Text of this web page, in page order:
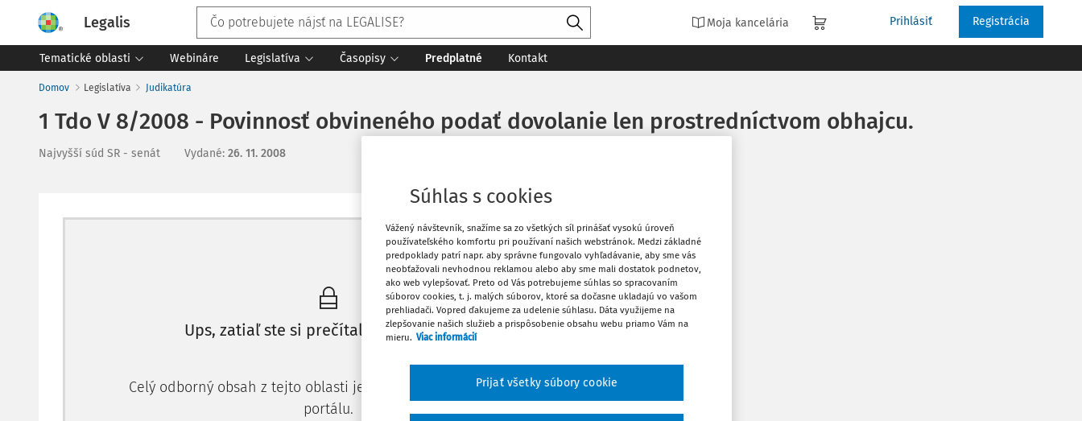
Legalis Moja kancelária Prihlásiť Registrácia
Tematické oblasti Webináre Legislatíva Časopisy Predplatné Kontakt
Domov Legislatíva Judikatúra
1 Tdo V 8/2008 - Povinnosť obvineného podať dovolanie len prostredníctvom obhajcu.
Najvyšší súd SR - senát Vydané: 26. 11. 2008
Máte predplatné? Prihláste sa
Ups, zatiaľ ste si prečítali len začiatok...
Celý odborný obsah z tejto oblasti je dostupný predplatiteľom
portálu.
Vytlačiť
Obľúbené
Stiahnuť
Súhlas s cookies
Vážený návštevník, snažíme sa zo všetkých síl prinášať vysokú úroveň
používateľského komfortu pri používaní našich webstránok. Medzi základné
predpoklady patrí napr. aby správne fungovalo vyhľadávanie, aby sme vás
neobťažovali nevhodnou reklamou alebo aby sme mali dostatok podnetov,
ako web vylepšovať. Preto od Vás potrebujeme súhlas so spracovaním
súborov cookies, t. j. malých súborov, ktoré sa dočasne ukladajú vo vašom
prehliadači. Vopred ďakujeme za udelenie súhlasu. Dáta využijeme na
zlepšovanie našich služieb a prispôsobenie obsahu webu priamo Vám na
mieru. Viac informácií
Prijať všetky súbory cookie